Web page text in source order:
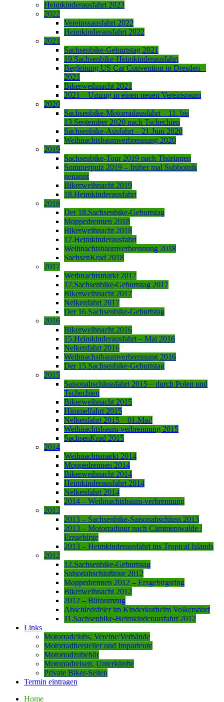
Heimkinderausfahrt 2023
2022
Vereinssausfahrt 2022
Heimkinderausfahrt 2022
2021
Sachsenbike-Geburtstag 2021
19.Sachsenbike-Heimkinderausfahrt
Begleitung US Car Convention in Dresden –
2021
Bikerweihnacht 2021
2021 – Umzug in einen neuen Vereinsraum
2020
Sachsenbike-Motorradausfahrt – 11. bis
13.September 2020 nach Tschechien
Sachsenbike-Ausfahrt – 21.Juni 2020
Weihnachtsbaumverbrennung 2020
2019
Sachsenbike-Tour 2019 nach Thüringen
Sommerputz 2019 – früher mal Subbotnik
genannt
Bikerweihnacht 2019
18.Heimkinderausfahrt
2018
Der 18.Sachsenbike-Geburtstag
Moppedrennen 2018
Bikerweihnacht 2018
17.Heimkinderausfahrt
Weihnachtsbaumverbrennung 2018
SachsenKrad 2018
2017
Weihnachtsmarkt 2017
17.Sachsenbike-Geburtstag 2017
Bikerweihnacht 2017
Nelkenfahrt 2017
Der 16.Sachsenbike-Geburtstag
2016
Bikerweihnacht 2016
15.Heimkinderausfahrt – Mai 2016
Nelkenfahrt 2016
Weihnachstbaumverbrennung 2016
Der 15.Sachsenbike-Geburtstag
2015
Saisonabschlussfahrt 2015 – durch Polen und
Tschechien
Bikerweihnacht 2015
Himmelfahrt 2015
Nelkenfahrt 2015 – 01.Mai!
Weihnachtsbaum-verbrennung 2015
SachsenKrad 2015
2014
Weihnachtsmarkt 2014
Moppedrennen 2014
Bikerweihnacht 2014
Heimkinderausfahrt 2014
Nelkenfahrt 2014
2014 – Weihnachtsbaum-verbrennung
2013
2013 – Sachsenbike-Saisonabschluss 2013
2013 – Motorradtour nach Cämmerswalde /
Erzgebirge
2013 – Heimkinderausfahrt ins Tropical Islands
2012
12.Sachsenbike-Geburtstag
Saisonabschlußtour 2012
Moppedrennen 2012 – Erzgebirgsring
Bikerweihnacht 2012
2012 – Büroumzug
Abschiedsfeier im Kinderkurheim Volkersdorf
11.Sachsenbike-Heimkinderausfahrt 2012
Links
Motorradclubs, Vereine/Verbände
Motorradhersteller und Importeure
Motorradzubehör
Motorradreisen, Unterkünfte
Private Biker-Seiten
Termin eintragen
Home